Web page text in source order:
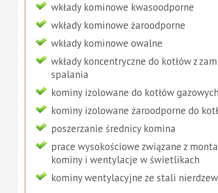
wkłady kominowe kwasoodporne
wkłady kominowe żaroodporne
wkłady kominowe owalne
wkłady koncentryczne do kotłów z
spalania
kominy izolowane do kotłów
kominy izolowane żaroodporne do
poszerzanie średnicy komina
prace wysokościowe związane z
kominy i wentylacje w świetlikach
kominy wentylacyjne ze stali